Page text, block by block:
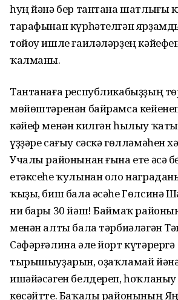
һуң йәнә бер тантана шатлығы
тарафынан күрһәтелгән
тойоу ишле ғаиләләрҙең
ҡалманы.
Тантанаға республикабыҙҙың
мөйөштәренән байрамса
кәйеф менән килгән һылыу
үҙҙәре сағыу сәскә гөлләмәһен
Учалы районынан ғына ете әсә
етәксеһе ҡулынан оло
ҡыҙы, биш бала әсәһе Гөлсинә
ни бары 30 йәш! Баймаҡ
менән алты бала тәрбиәләгән
Сәфәрғәлина әле йорт күтәрергә
тырышыуҙарын, оҙаҡламай
ишәйәсәген белдереп, һоҡланыу
көсәйтте. Баҡалы районының